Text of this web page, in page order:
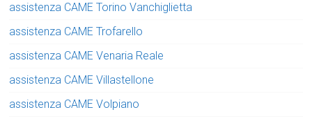
assistenza CAME Torino Vanchiglietta
assistenza CAME Trofarello
assistenza CAME Venaria Reale
assistenza CAME Villastellone
assistenza CAME Volpiano